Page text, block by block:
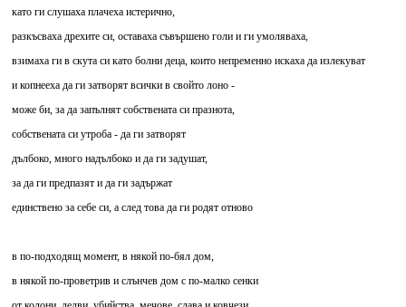
като ги слушаха плачеха истерично,
разкъсваха дрехите си, оставаха съвършено голи и ги умоляваха,
взимаха ги в скута си като болни деца, които непременно искаха да излекуват
и копнееха да ги затворят всички в свойто лоно -
може би, за да запълнят собствената си празнота,
собствената си утроба - да ги затворят
дълбоко, много надълбоко и да ги задушат,
за да ги предпазят и да ги задържат
единствено за себе си, а след това да ги родят отново
в по-подходящ момент, в някой по-бял дом,
в някой по-проветрив и слънчев дом с по-малко сенки